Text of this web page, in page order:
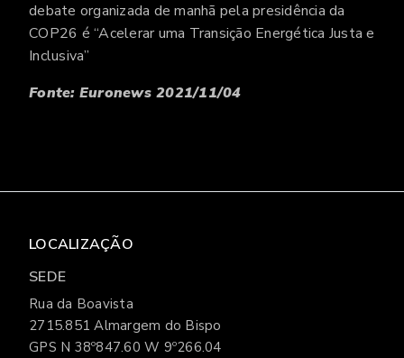
debate organizada de manhã pela presidência da
COP26 é “Acelerar uma Transição Energética Justa e
Inclusiva”
Fonte: Euronews 2021/11/04
LOCALIZAÇÃO
SEDE
Rua da Boavista
2715.851 Almargem do Bispo
GPS N 38º847.60 W 9º266.04